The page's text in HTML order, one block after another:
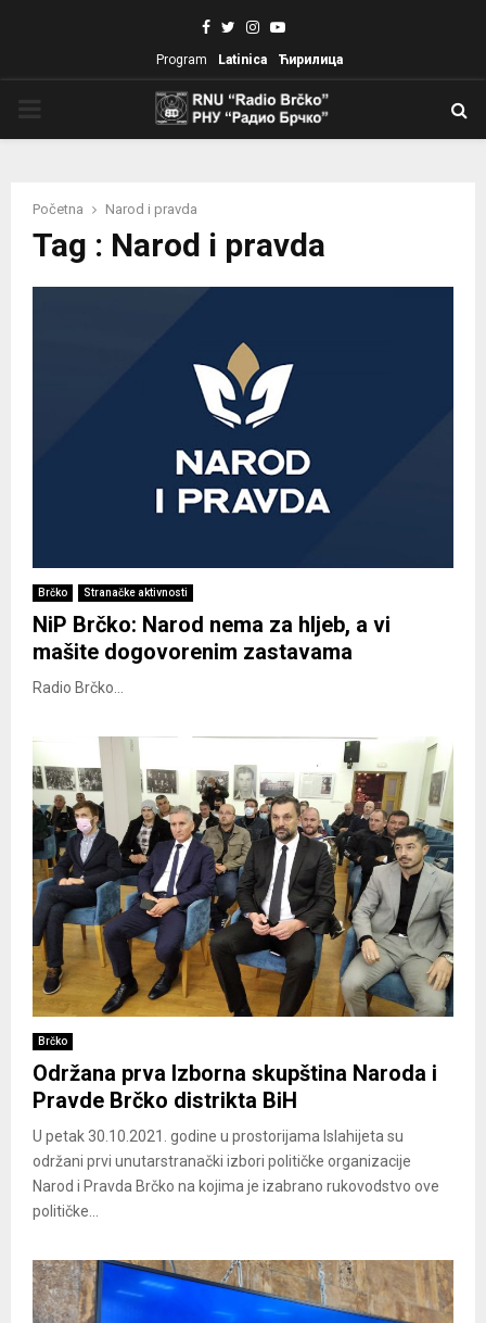
Facebook
TwitterInstagram
Youtube
Program Latinica Ћирилица
Početna Narod i pravda
Tag : Narod i pravda
Brčko Stranačke aktivnosti
NiP Brčko: Narod nema za hljeb, a vi
mašite dogovorenim zastavama
Radio Brčko...
Brčko
Održana prva Izborna skupština Naroda i
Pravde Brčko distrikta BiH
U petak 30.10.2021. godine u prostorijama Islahijeta su
održani prvi unutarstranački izbori političke organizacije
Narod i Pravda Brčko na kojima je izabrano rukovodstvo ove
političke...